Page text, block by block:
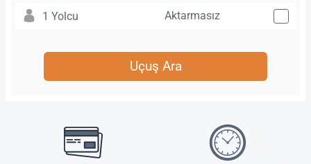
1 Yolcu Aktarmasız
Uçuş Ara